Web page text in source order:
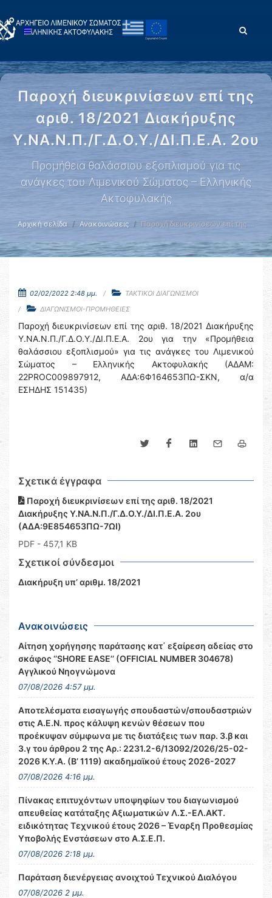
Παροχή διευκρινίσεων επί της
αριθ. 18/2021 Διακήρυξης
Υ.ΝΑ.Ν.Π./Γ.Δ.Ο.Υ./ΔΙ.Π.Ε.Α. 2ου
Προμήθεια θαλάσσιου εξοπλισμού για τις
ανάγκες του Λιμενικού Σώματος – Ελληνικής
Ακτοφυλακής
Αρχική σελίδα Ανακοινώσεις Παροχή διευκρινίσεων επί της …
02/02/2022 2:48 μμ.
ΤΑΚΤΙΚΟΙ ΔΙΑΓΩΝΙΣΜΟΙ
ΔΙΑΓΩΝΙΣΜΟΙ-ΠΡΟΜΗΘΕΙΕΣ
Παροχή διευκρινίσεων επί της αριθ. 18/2021 Διακήρυξης
Υ.ΝΑ.Ν.Π./Γ.Δ.Ο.Υ./ΔΙ.Π.Ε.Α. 2ου για την «Προμήθεια
θαλάσσιου εξοπλισμού» για τις ανάγκες του Λιμενικού
Σώματος – Ελληνικής Ακτοφυλακής (ΑΔΑΜ:
22PROC009897912, ΑΔΑ:6Φ164653ΠΩ-ΣΚΝ, α/α
ΕΣΗΔΗΣ 151435)
Σχετικά έγγραφα
Παροχή διευκρινίσεων επί της αριθ. 18/2021
Διακήρυξης Υ.ΝΑ.Ν.Π./Γ.Δ.Ο.Υ./ΔΙ.Π.Ε.Α. 2ου
(ΑΔΑ:9Ε854653ΠΩ-7ΩΙ)
PDF - 457,1 KB
Σχετικοί σύνδεσμοι
Διακήρυξη υπ’ αριθμ. 18/2021
Ανακοινώσεις
Αίτηση χορήγησης παράτασης κατ΄ εξαίρεση αδείας στο
σκάφος ‘’SHORE EASE’’ (OFFICIAL NUMBER 304678)
Αγγλικού Νηογνώμονα
07/08/2026 4:57 μμ.
Αποτελέσματα εισαγωγής σπουδαστών/σπουδαστριών
στις Α.Ε.Ν. προς κάλυψη κενών θέσεων που
προέκυψαν σύμφωνα με τις διατάξεις των παρ. 3.β και
3.γ του άρθρου 2 της Αρ.: 2231.2-6/13092/2026/25-02-
2026 Κ.Υ.Α. (Β’ 1119) ακαδημαϊκού έτους 2026-2027
07/08/2026 4:16 μμ.
Πίνακας επιτυχόντων υποψηφίων του διαγωνισμού
απευθείας κατάταξης Αξιωματικών Λ.Σ.-ΕΛ.ΑΚΤ.
ειδικότητας Τεχνικού έτους 2026 – Έναρξη Προθεσμίας
Υποβολής Ενστάσεων στο Α.Σ.Ε.Π.
07/08/2026 2:18 μμ.
Παράταση διενέργειας ανοιχτού Τεχνικού Διαλόγου
07/08/2026 2 μμ.